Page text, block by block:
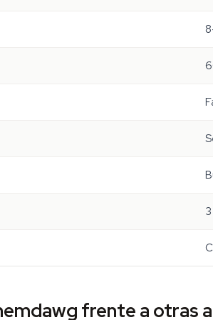
3
frente a otras